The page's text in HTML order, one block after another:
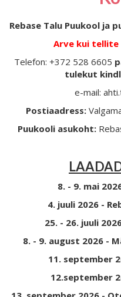
Rebase Talu Puukool ja
Arve kui tellite
Telefon: +372 528 6605
tulekut
e-mail:
Postiaadress:
Puukooli asukoht:
8. - 9. mai
4. juuli 2026 -
25. - 26. juuli
8. - 9. august 2026 -
11. september
12.september